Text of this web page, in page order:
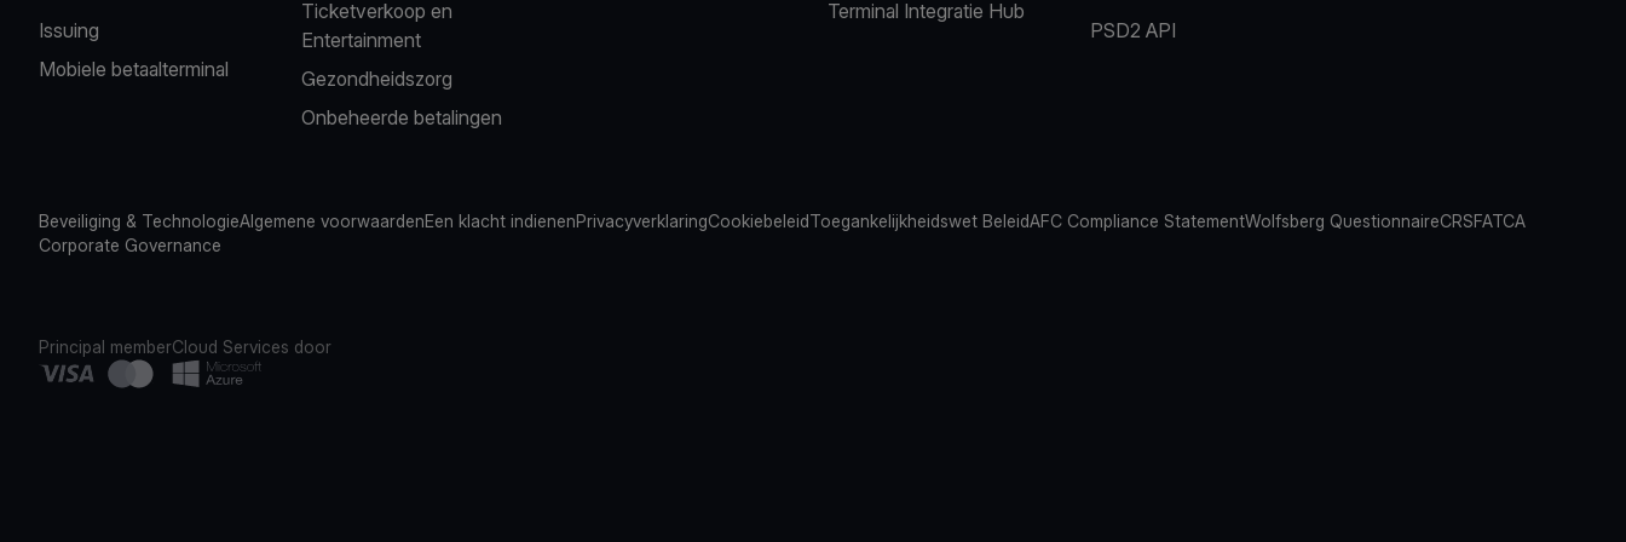
Issuing
Mobiele betaalterminal
Ticketverkoop en
Entertainment
Gezondheidszorg
Onbeheerde betalingen
Terminal Integratie Hub
PSD2 API
Beveiliging & TechnologieAlgemene voorwaardenEen klacht indienenPrivacyverklaringCookiebeleidToegankelijkheidswet BeleidAFC Compliance StatementWolfsberg QuestionnaireCRSFATCA
Corporate Governance
Principal memberCloud Services door